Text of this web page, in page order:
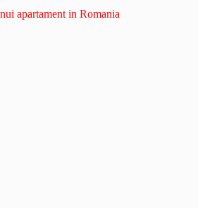
apartament in Romania